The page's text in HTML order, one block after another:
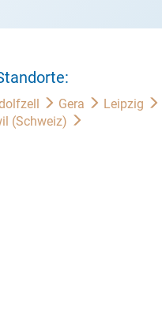
Gera Leipzig
(Schweiz)